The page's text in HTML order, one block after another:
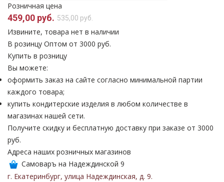
Розничная цена
459,00 руб. 535,00 руб.
Извините, товара нет в наличии
В розинцу Оптом от 3000 руб.
Купить в розницу
Вы можете:
оформить заказ на сайте согласно минимальной партии
каждого товара;
купить кондитерские изделия в любом количестве в
магазинах нашей сети.
Получите скидку и бесплатную доставку при заказе от 3000
руб.
Адреса наших розничных магазинов
Самоваръ на Надеждинской 9
г. Екатеринбург, улица Надеждинская, д. 9.